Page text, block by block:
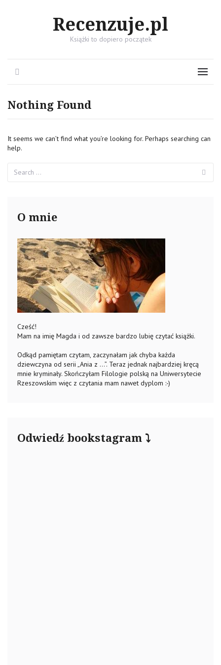
Recenzuje.pl
Książki to dopiero początek
Menu
Nothing Found
It seems we can’t find what you’re looking for. Perhaps searching can
help.
for:
O mnie
Cześć!
Mam na imię Magda i od zawsze bardzo lubię czytać książki.
Odkąd pamiętam czytam, zaczynałam jak chyba każda
dziewczyna od serii „Ania z …”. Teraz jednak najbardziej kręcą
mnie kryminały. Skończyłam Filologie polską na Uniwersytecie
Rzeszowskim więc z czytania mam nawet dyplom :-)
Odwiedź bookstagram ⤵